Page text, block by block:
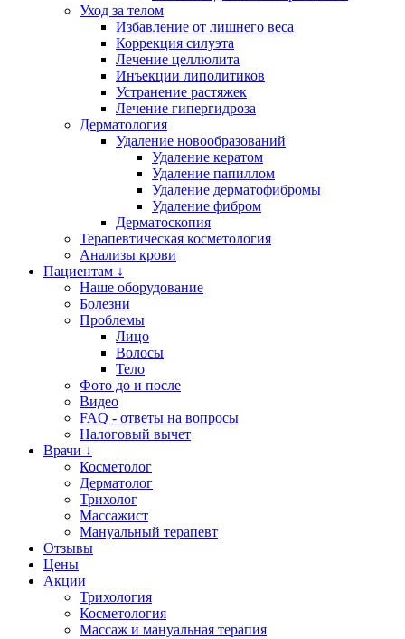
Уход за телом
Избавление от лишнего веса
Коррекция силуэта
Лечение целлюлита
Инъекции липолитиков
Устранение растяжек
Лечение гипергидроза
Дерматология
Удаление новообразований
Удаление кератом
Удаление папиллом
Удаление дерматофибромы
Удаление фибром
Дерматоскопия
Терапевтическая косметология
Анализы крови
Пациентам ↓
Наше оборудование
Болезни
Проблемы
Лицо
Волосы
Тело
Фото до и после
Видео
FAQ - ответы на вопросы
Налоговый вычет
Врачи ↓
Косметолог
Дерматолог
Трихолог
Массажист
Мануальный терапевт
Отзывы
Цены
Акции
Трихология
Косметология
Массаж и мануальная терапия